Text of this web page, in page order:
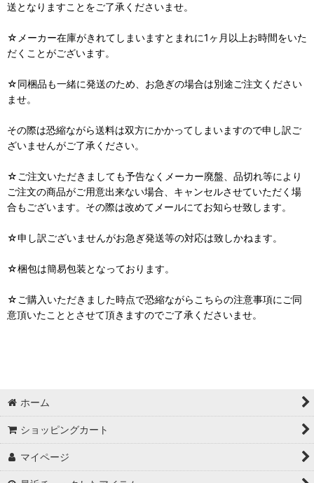
送となりますことをご了承くださいませ。
☆メーカー在庫がきれてしまいますとまれに1ヶ月以上お時間をいた
だくことがございます。
☆同梱品も一緒に発送のため、お急ぎの場合は別途ご注文ください
ませ。
その際は恐縮ながら送料は双方にかかってしまいますので申し訳ご
ざいませんがご了承ください。
☆ご注文いただきましても予告なくメーカー廃盤、品切れ等により
ご注文の商品がご用意出来ない場合、キャンセルさせていただく場
合もございます。その際は改めてメールにてお知らせ致します。
☆申し訳ございませんがお急ぎ発送等の対応は致しかねます。
☆梱包は簡易包装となっております。
☆ご購入いただきました時点で恐縮ながらこちらの注意事項にご同
意頂いたこととさせて頂きますのでご了承くださいませ。
ホーム
ショッピングカート
マイページ